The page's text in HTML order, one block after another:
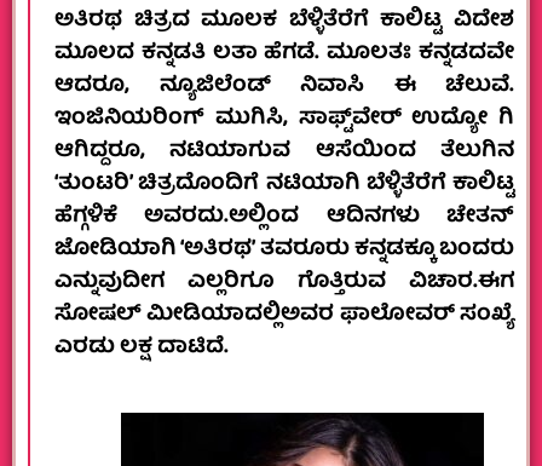
ಅತಿರಥ ಚಿತ್ರದ ಮೂಲಕ ಬೆಳ್ಳಿತೆರೆಗೆ ಕಾಲಿಟ್ಟ ವಿದೇಶ
ಮೂಲದ ಕನ್ನಡತಿ ಲತಾ ಹೆಗಡೆ. ಮೂಲತಃ ಕನ್ನಡದವೇ
ಆದರೂ, ನ್ಯೂಜಿಲೆಂಡ್ ನಿವಾಸಿ ಈ ಚೆಲುವೆ.
ಇಂಜಿನಿಯರಿಂಗ್ ಮುಗಿಸಿ, ಸಾಫ್ಟ್‌ವೇರ್ ಉದ್ಯೋ ಗಿ
ಆಗಿದ್ದರೂ, ನಟಿಯಾಗುವ ಆಸೆಯಿಂದ ತೆಲುಗಿನ
‘ತುಂಟರಿ’ ಚಿತ್ರದೊಂದಿಗೆ ನಟಿಯಾಗಿ ಬೆಳ್ಳಿತೆರೆಗೆ ಕಾಲಿಟ್ಟ
ಹೆಗ್ಗಳಿಕೆ ಅವರದು.‌ಅಲ್ಲಿಂದ ಆ‌ದಿನಗಳು ಚೇತನ್
ಜೋಡಿಯಾಗಿ ‘ಅತಿರಥ’ ತವರೂರು ಕನ್ನಡಕ್ಕೂ ಬಂದರು
ಎನ್ನುವುದೀಗ ಎಲ್ಲರಿಗೂ ಗೊತ್ತಿರುವ ವಿಚಾರ.ಈಗ
ಸೋಷಲ್ ಮೀಡಿಯಾದಲ್ಲಿ‌ಅವರ ಫಾಲೋವರ್ ಸಂಖ್ಯೆ
ಎರಡು ಲಕ್ಷ ದಾಟಿದೆ.‌‌